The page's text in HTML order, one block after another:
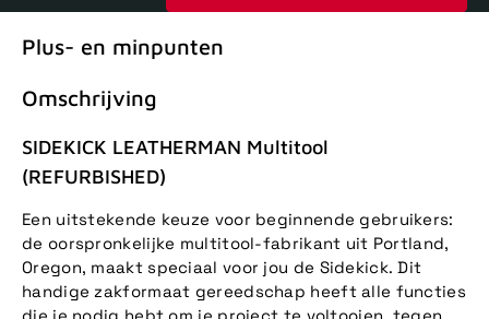
Plus- en minpunten
Omschrijving
SIDEKICK LEATHERMAN Multitool
(REFURBISHED)
Een uitstekende keuze voor beginnende gebruikers:
de oorspronkelijke multitool-fabrikant uit Portland,
Oregon, maakt speciaal voor jou de Sidekick. Dit
handige zakformaat gereedschap heeft alle functies